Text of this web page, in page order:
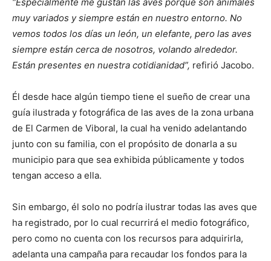
muy variados y siempre están en nuestro entorno. No
vemos todos los días un león, un elefante, pero las aves
siempre están cerca de nosotros, volando alrededor.
Están presentes en nuestra cotidianidad”, refirió Jacobo.
Él desde hace algún tiempo tiene el sueño de crear una
guía ilustrada y fotográfica de las aves de la zona urbana
de El Carmen de Viboral, la cual ha venido adelantando
junto con su familia, con el propósito de donarla a su
municipio para que sea exhibida públicamente y todos
tengan acceso a ella.
Sin embargo, él solo no podría ilustrar todas las aves que
ha registrado, por lo cual recurrirá el medio fotográfico,
pero como no cuenta con los recursos para adquirirla,
adelanta una campaña para recaudar los fondos para la